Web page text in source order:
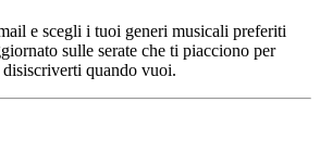
e scegli i tuoi generi musicali preferiti
sulle serate che ti piacciono per
quando vuoi.